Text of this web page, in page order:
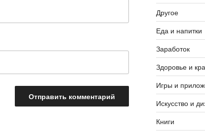
Другое
Еда и напитки
Заработок
Здоровье и
Игры и
Искусство и
Книги